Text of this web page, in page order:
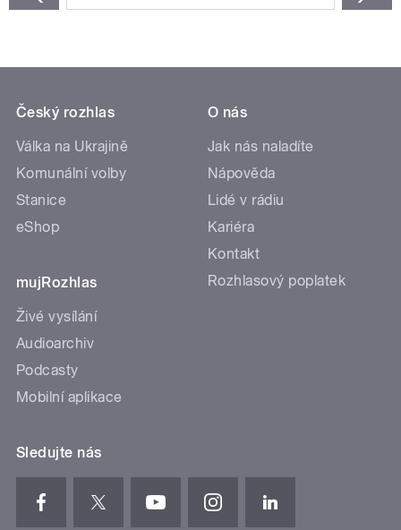
Český rozhlas
Válka na Ukrajině
Komunální volby
Stanice
eShop
mujRozhlas
Živé vysílání
Audioarchiv
Podcasty
Mobilní aplikace
O nás
Jak nás naladíte
Nápověda
Lidé v rádiu
Kariéra
Kontakt
Rozhlasový poplatek
Sledujte nás